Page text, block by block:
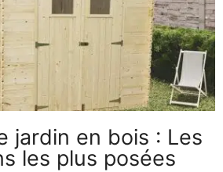
jardin en bois : Les
les plus posées